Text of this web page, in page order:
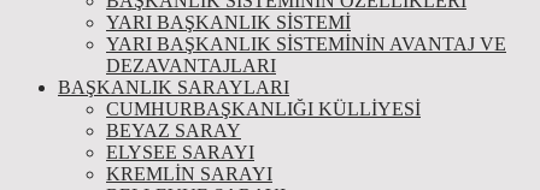
YARI BAŞKANLIK SISTEMI
YARI BAŞKANLIK SISTEMININ AVANTAJ VE
DEZAVANTAJLARI
BAŞKANLIK SARAYLARI
CUMHURBAŞKANLIĞI KÜLLİYESİ
BEYAZ SARAY
ELYSEE SARAYI
KREMLIN SARAYI